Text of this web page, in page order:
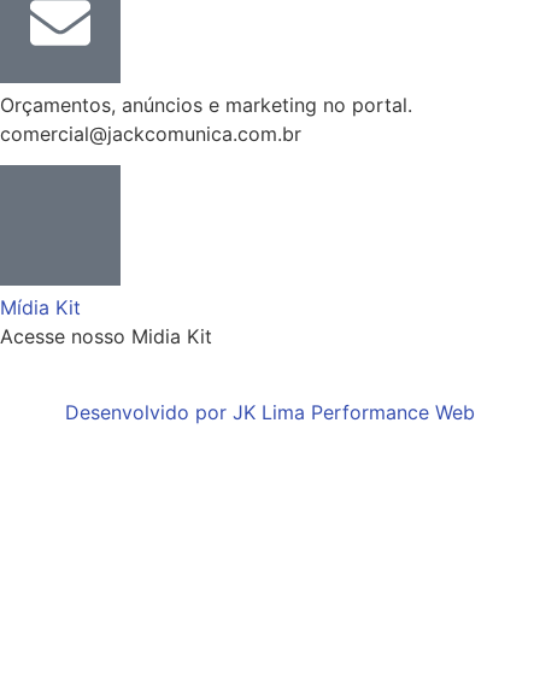
Orçamentos, anúncios e marketing no portal.
comercial@jackcomunica.com.br
Mídia Kit
Acesse nosso Midia Kit
Desenvolvido por JK Lima Performance Web